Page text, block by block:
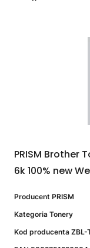
PRISM Brother
6k 100% new
Producent PRISM
Kategoria Tonery
Kod producenta ZBL-